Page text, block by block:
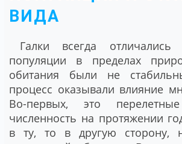
ВИДА
Галки всегда
популяции в пределах
обитания были не
процесс оказывали влияние
Во-первых, это
численность на протяжении
в ту, то в другую сторону,